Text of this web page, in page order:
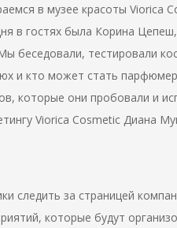
в музее красоты Viorica
в гостях была Корина
беседовали, тестировали
и кто может стать
которые они пробовали и
Viorica Cosmetic Диана
следить за страницей
которые будут